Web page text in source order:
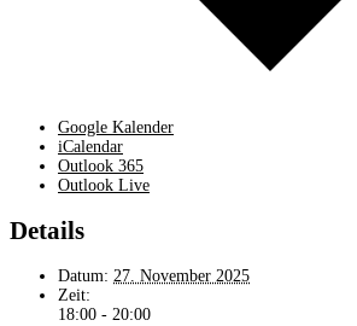
Google Kalender
iCalendar
Outlook 365
Outlook Live
Details
Datum: 27. November 2025
Zeit:
18:00 - 20:00